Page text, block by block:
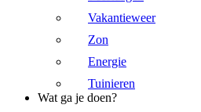
Vakantieweer
Zon
Energie
Tuinieren
Wat ga je doen?